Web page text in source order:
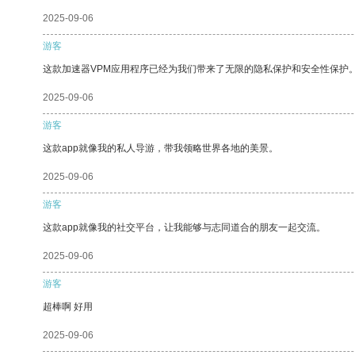
2025-09-06
游客
这款加速器VPM应用程序已经为我们带来了无限的隐私保护和安全性保护
2025-09-06
游客
这款app就像我的私人导游，带我领略世界各地的美景。
2025-09-06
游客
这款app就像我的社交平台，让我能够与志同道合的朋友一起交流。
2025-09-06
游客
超棒啊 好用
2025-09-06